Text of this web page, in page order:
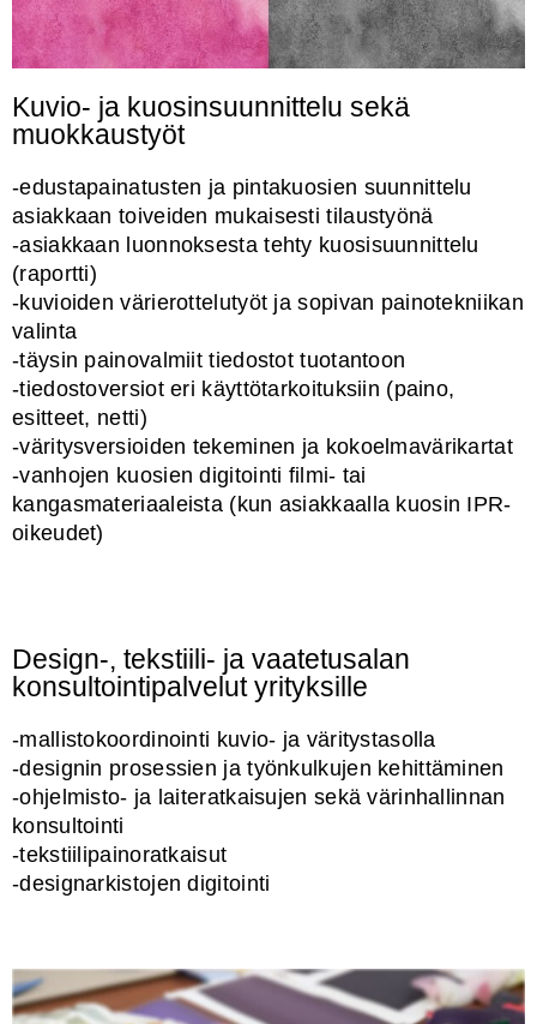
Kuvio- ja kuosinsuunnittelu sekä
muokkaustyöt
-edustapainatusten ja pintakuosien suunnittelu
asiakkaan toiveiden mukaisesti tilaustyönä
-asiakkaan luonnoksesta tehty kuosisuunnittelu
(raportti)
-kuvioiden värierottelutyöt ja sopivan painotekniikan
valinta
-täysin painovalmiit tiedostot tuotantoon
-tiedostoversiot eri käyttötarkoituksiin (paino,
esitteet, netti)
-väritysversioiden tekeminen ja kokoelmavärikartat
-vanhojen kuosien digitointi filmi- tai
kangasmateriaaleista (kun asiakkaalla kuosin IPR-
oikeudet)
Design-, tekstiili- ja vaatetusalan
konsultointipalvelut yrityksille
-mallistokoordinointi kuvio- ja väritystasolla
-designin prosessien ja työnkulkujen kehittäminen
-ohjelmisto- ja laiteratkaisujen sekä värinhallinnan
konsultointi
-tekstiilipainoratkaisut
-designarkistojen digitointi